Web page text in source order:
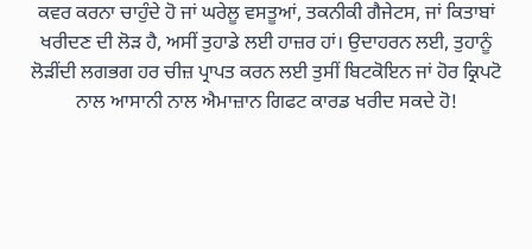
ਕਵਰ ਕਰਨਾ ਚਾਹੁੰਦੇ ਹੋ ਜਾਂ ਘਰੇਲੂ ਵਸਤੂਆਂ, ਤਕਨੀਕੀ ਗੈਜੇਟਸ, ਜਾਂ ਕਿਤਾਬਾਂ
ਖਰੀਦਣ ਦੀ ਲੋੜ ਹੈ, ਅਸੀਂ ਤੁਹਾਡੇ ਲਈ ਹਾਜ਼ਰ ਹਾਂ। ਉਦਾਹਰਨ ਲਈ, ਤੁਹਾਨੂੰ
ਲੋੜੀਂਦੀ ਲਗਭਗ ਹਰ ਚੀਜ਼ ਪ੍ਰਾਪਤ ਕਰਨ ਲਈ ਤੁਸੀਂ ਬਿਟਕੋਇਨ ਜਾਂ ਹੋਰ ਕ੍ਰਿਪਟੋ
ਨਾਲ ਆਸਾਨੀ ਨਾਲ ਐਮਾਜ਼ਾਨ ਗਿਫਟ ਕਾਰਡ ਖਰੀਦ ਸਕਦੇ ਹੋ!